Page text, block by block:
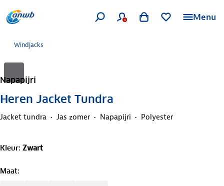
Menu
Windjacks
Napapijri
Heren Jacket Tundra
Jacket tundra Jas zomer Napapijri Polyester
Kleur: Zwart
Maat: